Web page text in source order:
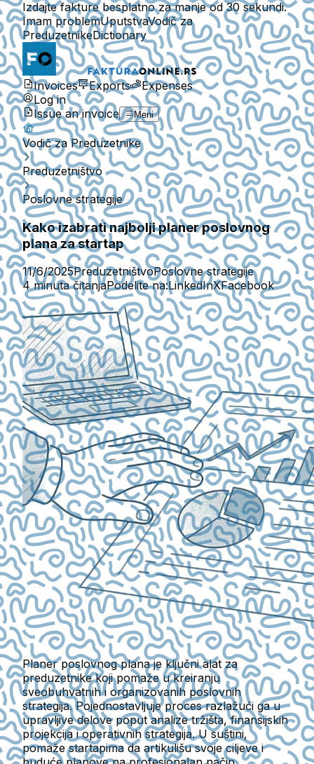
Izdajte fakture besplatno za manje od 30 sekundi.
Imam problemUputstvaVodič za
PreduzetnikeDictionary
Invoices Exports
Expenses
Log in
Issue an invoice
Meni
Vodič za Preduzetnike
Preduzetništvo
Poslovne strategije
Kako izabrati najbolji planer poslovnog
plana za startap
11/6/2025PreduzetništvoPoslovne strategije
4 minuta čitanjaPodelite na:LinkedInXFacebook
Planer poslovnog plana je ključni alat za
preduzetnike koji pomaže u kreiranju
sveobuhvatnih i organizovanih poslovnih
strategija. Pojednostavljuje proces razlažući ga u
upravljive delove poput analize tržišta, finansijskih
projekcija i operativnih strategija. U suštini,
pomaže startapima da artikulišu svoje ciljeve i